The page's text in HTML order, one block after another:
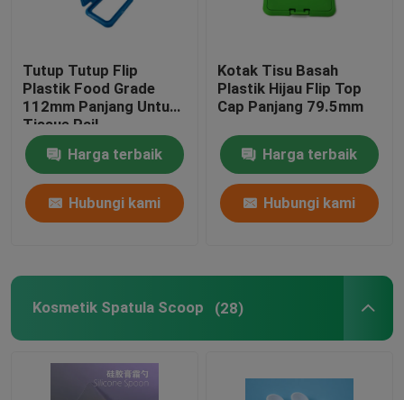
Tutup Tutup Flip
Plastik Food Grade
112mm Panjang Untuk
Tissue Pail
Harga terbaik
Hubungi kami
Kotak Tisu Basah
Plastik Hijau Flip Top
Cap Panjang 79.5mm
Harga terbaik
Hubungi kami
Kosmetik Spatula Scoop (28)